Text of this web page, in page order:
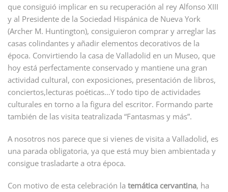
que consiguió implicar en su recuperación al rey Alfonso XIII
y al Presidente de la Sociedad Hispánica de Nueva York
(Archer M. Huntington), consiguieron comprar y arreglar las
casas colindantes y añadir elementos decorativos de la
época. Convirtiendo la casa de Valladolid en un Museo, que
hoy está perfectamente conservado y mantiene una gran
actividad cultural, con exposiciones, presentación de libros,
conciertos,lecturas poéticas…Y todo tipo de actividades
culturales en torno a la figura del escritor. Formando parte
también de las visita teatralizada “Fantasmas y más”.
A nosotros nos parece que si vienes de visita a Valladolid, es
una parada obligatoria, ya que está muy bien ambientada y
consigue trasladarte a otra época.
Con motivo de esta celebración la temática cervantina, ha